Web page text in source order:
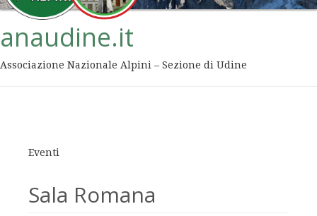
anaudine.it
Associazione Nazionale Alpini – Sezione di Udine
Eventi
Sala Romana